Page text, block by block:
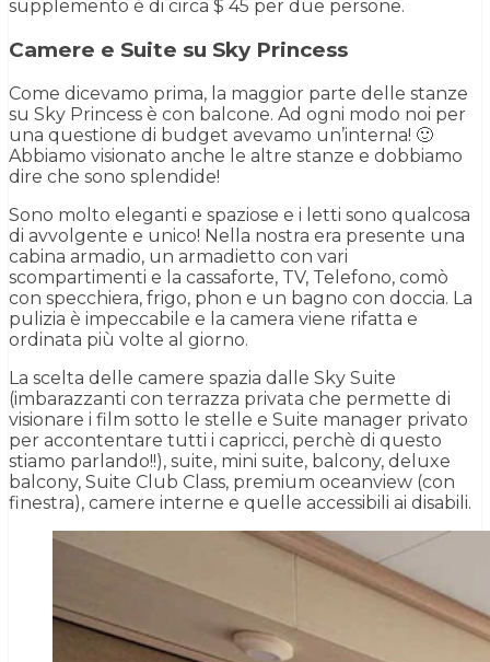
supplemento è di circa $ 45 per due persone.
Camere e Suite su Sky Princess
Come dicevamo prima, la maggior parte delle stanze
su Sky Princess è con balcone. Ad ogni modo noi per
una questione di budget avevamo un’interna! 🙂
Abbiamo visionato anche le altre stanze e dobbiamo
dire che sono splendide!
Sono molto eleganti e spaziose e i letti sono qualcosa
di avvolgente e unico! Nella nostra era presente una
cabina armadio, un armadietto con vari
scompartimenti e la cassaforte, TV, Telefono, comò
con specchiera, frigo, phon e un bagno con doccia. La
pulizia è impeccabile e la camera viene rifatta e
ordinata più volte al giorno.
La scelta delle camere spazia dalle Sky Suite
(imbarazzanti con terrazza privata che permette di
visionare i film sotto le stelle e Suite manager privato
per accontentare tutti i capricci, perchè di questo
stiamo parlando!!), suite, mini suite, balcony, deluxe
balcony, Suite Club Class, premium oceanview (con
finestra), camere interne e quelle accessibili ai disabili.